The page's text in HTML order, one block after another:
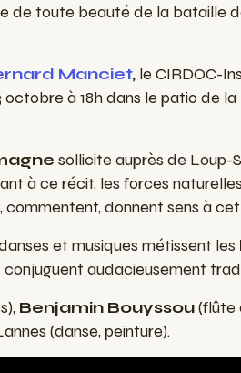
de toute beauté de la bataille
Manciet, le CIRDOC-
à 18h dans le patio de la
sollicite auprès de Loup-
à ce récit, les forces
commentent, donnent sens à
et musiques métissent les
audacieusement
Benjamin Bouyssou(flûte
(danse, peinture).